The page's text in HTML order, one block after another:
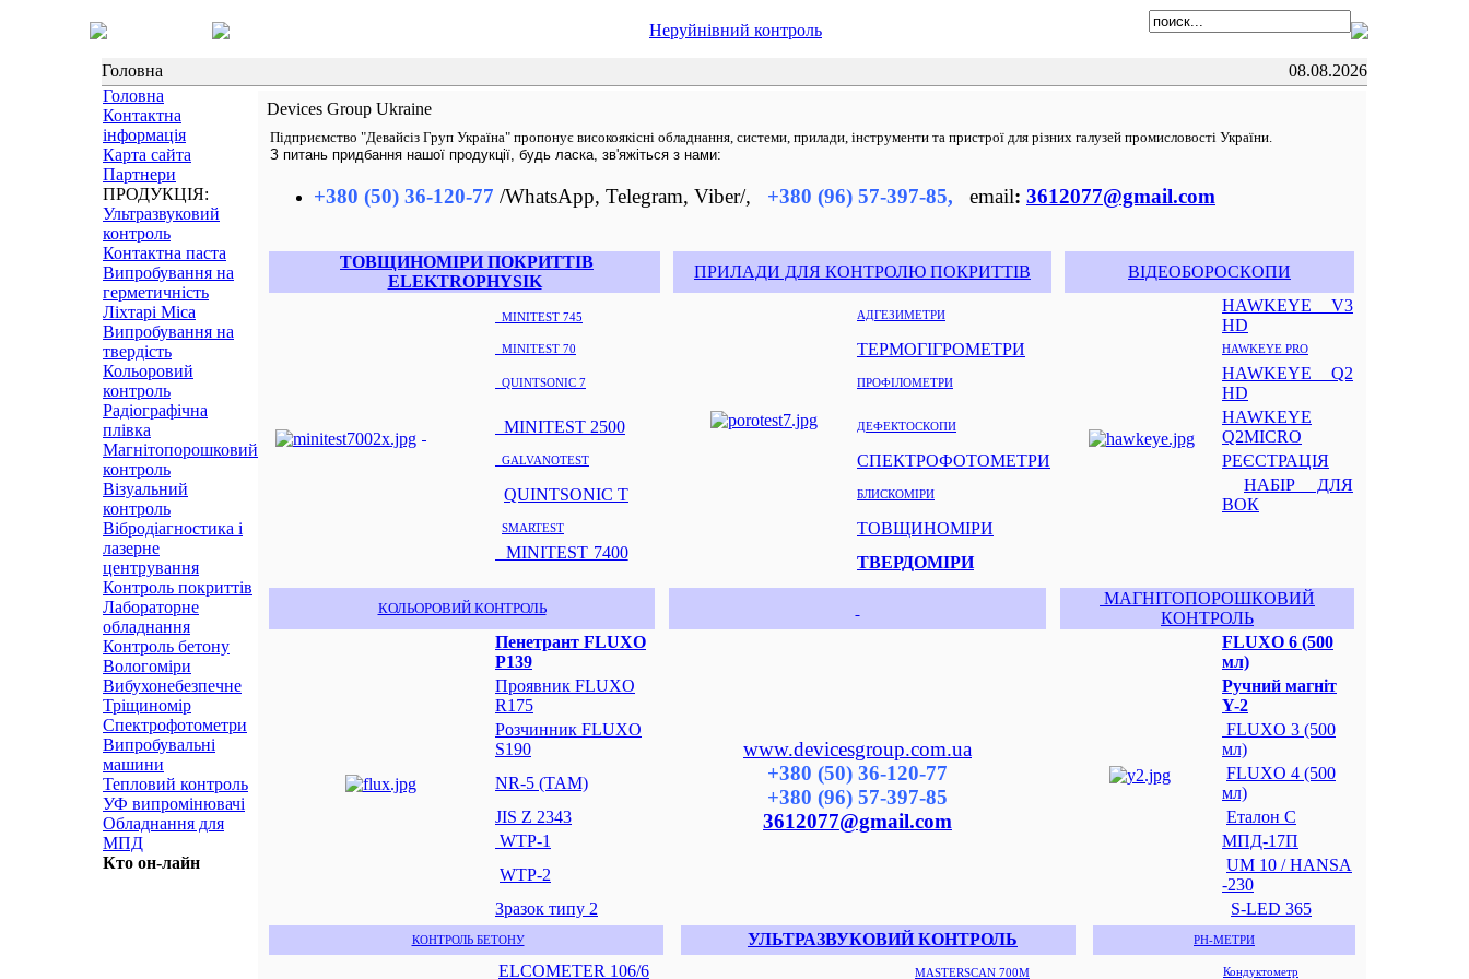
Неруйнівний контроль
Головна
08.08.2026
Головна
Контактна
інформація
Карта сайта
Партнери
ПРОДУКЦІЯ:
Ультразвуковий
контроль
Контактна паста
Випробування на
герметичність
Ліхтарі Mica
Випробування на
твердість
Кольоровий
контроль
Радіографічна
плівка
Магнітопорошковий
контроль
Візуальний
контроль
Вібродіагностика і
лазерне
центрування
Контроль покриттів
Лабораторне
обладнання
Контроль бетону
Вологоміри
Вибухонебезпечне
Тріщиномір
Спектрофотометри
Випробувальні
машини
Тепловий контроль
УФ випромінювачі
Обладнання для
МПД
Кто он-лайн
Devices Group Ukraine
Підприємство "Девайсіз Груп Україна" пропонує високоякісні обладнання, системи, прилади, інструменти та пристрої для різних галузей промисловості України.
З питань придбання нашої продукції, будь ласка, зв'яжіться з нами:
+380 (50) 36-120-77 /WhatsApp, Telegram, Viber/, +380 (96) 57-397-85, email: 3612077@gmail.com
ТОВЩИНОМІРИ ПОКРИТТІВ
ELEKTROPHYSIK
ПРИЛАДИ ДЛЯ КОНТРОЛЮ ПОКРИТТІВ ВІДЕОБОРОСКОПИ
MINITEST 745 АДГЕЗИМЕТРИ
HAWKEYE V3
HD
MINITEST 70 ТЕРМОГІГРОМЕТРИ HAWKEYE PRO
QUINTSONIC 7 ПРОФІЛОМЕТРИ
HAWKEYE Q2
HD
MINITEST 2500
ДЕФЕКТОСКОПИ
HAWKEYE
Q2MICRO
GALVANOTEST СПЕКТРОФОТОМЕТРИ
РЕЄСТРАЦІЯ
QUINTSONIC T
БЛИСКОМІРИ
НАБІР ДЛЯ
ВОК
SMARTEST
ТОВЩИНОМІРИ
MINITEST 7400
ТВЕРДОМІРИ
КОЛЬОРОВИЙ КОНТРОЛЬ
МАГНІТОПОРОШКОВИЙ
КОНТРОЛЬ
Пенетрант FLUXO
Р139
www.devicesgroup.com.ua
+380 (50) 36-120-77
+380 (96) 57-397-85
3612077@gmail.com
FLUXO 6 (500
мл)
Проявник FLUXO
R175
Ручний магніт
Y-2
Розчинник FLUXO
S190
FLUXO 3 (500
мл)
NR-5 (TAM)
FLUXO 4 (500
мл)
JIS Z 2343
Еталон С
WTP-1
МПД-17П
WTP-2
UM 10 / HANSA
-230
Зразок типу 2
S-LED 365
КОНТРОЛЬ БЕТОНУ УЛЬТРАЗВУКОВИЙ КОНТРОЛЬ РН-МЕТРИ
ELCOMETER 106/6 MASTERSCAN 700M Кондуктометр